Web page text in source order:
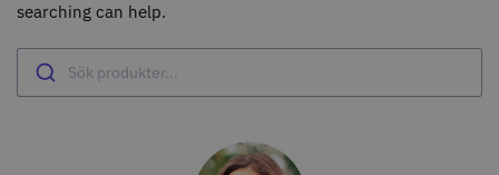
searching can help.
Sök produkter...
12% Rabatt
499.00 kr